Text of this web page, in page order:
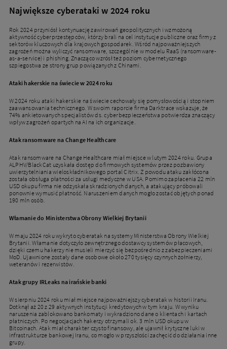
Największe cyberataki w 2024 roku
Rok 2024 przyniósł kontynuację zawirowań geopolitycznych i wzmożoną
aktywność cyberprzestępców, którzy brali na cel instytucje publiczne oraz firmy z
sektorów kluczowych dla krajowych gospodarek. Wśród najpoważniejszych
zagrożeń można wyliczyć ransomware, szczególnie w modelu RaaS (ransomware-
as-a-service) i phishing. Znacząco wzrósł też poziom cybernetycznego
szpiegostwa ze strony grup powiązanych z Chinami.
Ataki hakerskie na świecie w 2024 roku
W 2024 roku ataki hakerskie na świecie cechowały się pomysłowością i stopniem
zaawansowania technicznego. W swoim raporcie firma Darktrace wskazuje, że
74% ankietowanych specjalistów ds. cyberbezpieczeństwa potwierdza znaczący
wpływ zagrożeń opartych na AI na ich organizacje.
Atak ransomware na Change Healthcare
Atak ransomware na Change Healthcare miał miejsce w lutym 2024 roku. Grupa
ALPHV/BlackCat uzyskała dostęp do firmowych systemów przez pozbawiony
uwierzytelniania wieloskładnikowego portal Citrix. Z powodu ataku zakłócona
została obsługa płatności za usługi medyczne w USA. Pomimo zapłacenia 22 mln
USD okupu firma nie odzyskała skradzionych danych, a atakujący próbowali
ponownie wymusić płatność. Naruszeniem danych mogło zostać objętych ponad
190 mln osób.
Włamanie do Ministerstwa Obrony Wielkiej Brytanii
W maju 2024 roku wykryto cyberatak na systemy Ministerstwa Obrony Wielkiej
Brytanii. Włamanie dotyczyło zewnętrznego dostawcy systemów płacowych,
dzięki czemu hakerzy nie musieli mierzyć się bezpośrednio z zabezpieczeniami
MoD. Ujawnione zostały dane osobowe około 270 tysięcy czynnych żołnierzy,
weteranów i rezerwistów.
Atak grupy IRLeaks na irańskie banki
W sierpniu 2024 roku miał miejsce najpoważniejszy cyberatak w historii Iranu.
Dotknął aż 20 z 29 aktywnych instytucji kredytowych w tym kraju. W wyniku
naruszenia zablokowano bankomaty i wykradziono dane o klientach i kartach
płatniczych. Po negocjacjach hakerzy otrzymali ok. 3 mln USD okupu w
Bitcoinach. Atak miał charakter czysto finansowy, ale ujawnił krytyczne luki w
infrastrukturze bankowej Iranu, co mogło w przyszłości zachęcić do działania inne
grupy.